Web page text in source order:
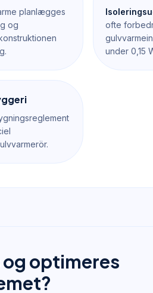
planlægges
og
ofte
under 0,15
optimeres